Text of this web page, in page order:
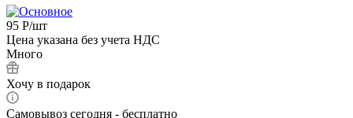
95 Р/шт
Цена указана без учета НДС
Много
Хочу в подарок
Самовывоз сегодня - бесплатно